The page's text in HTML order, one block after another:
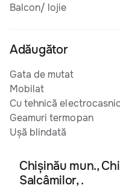
Balcon/ lojie
Adăugător
Gata de mutat
Mobilat
Cu tehnică
Geamuri termopan
Ușă blindată
Chișinău mun.,
Salcâmilor, .